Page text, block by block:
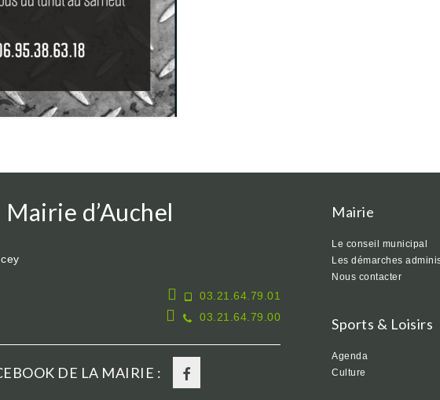
Mairie d’Auchel
03.21.64.79.01
03.21.64.79.00
DE LA MAIRIE :
Mairie
Le conseil municipal
Les démarches
Nous contacter
Sports & Loisirs
Agenda
Culture